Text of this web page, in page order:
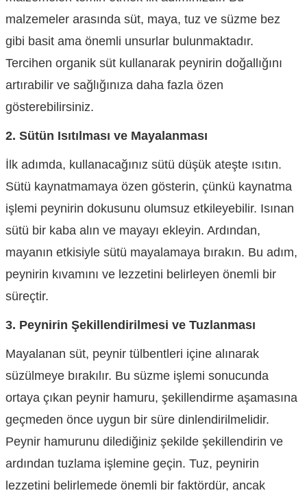
malzemeler arasında süt, maya, tuz ve süzme bez
gibi basit ama önemli unsurlar bulunmaktadır.
Tercihen organik süt kullanarak peynirin doğallığını
artırabilir ve sağlığınıza daha fazla özen
gösterebilirsiniz.
2. Sütün Isıtılması ve Mayalanması
İlk adımda, kullanacağınız sütü düşük ateşte ısıtın.
Sütü kaynatmamaya özen gösterin, çünkü kaynatma
işlemi peynirin dokusunu olumsuz etkileyebilir. Isınan
sütü bir kaba alın ve mayayı ekleyin. Ardından,
mayanın etkisiyle sütü mayalamaya bırakın. Bu adım,
peynirin kıvamını ve lezzetini belirleyen önemli bir
süreçtir.
3. Peynirin Şekillendirilmesi ve Tuzlanması
Mayalanan süt, peynir tülbentleri içine alınarak
süzülmeye bırakılır. Bu süzme işlemi sonucunda
ortaya çıkan peynir hamuru, şekillendirme aşamasına
geçmeden önce uygun bir süre dinlendirilmelidir.
Peynir hamurunu dilediğiniz şekilde şekillendirin ve
ardından tuzlama işlemine geçin. Tuz, peynirin
lezzetini belirlemede önemli bir faktördür, ancak